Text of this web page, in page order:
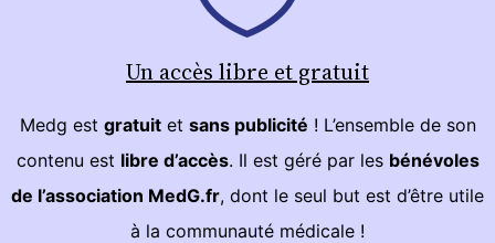
Un accès libre et gratuit
Medg est gratuitet sans publicité ! L’ensemble de son
contenu est libre d’accès. Il est géré par les bénévoles
de l’association MedG.fr, dont le seul but est d’être utile
à la communauté médicale !